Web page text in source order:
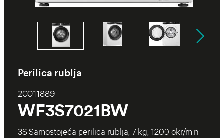
Perilica rublja
20011889
WF3S7021BW
3S Samostojeća perilica rublja, 7 kg, 1200 okr/min